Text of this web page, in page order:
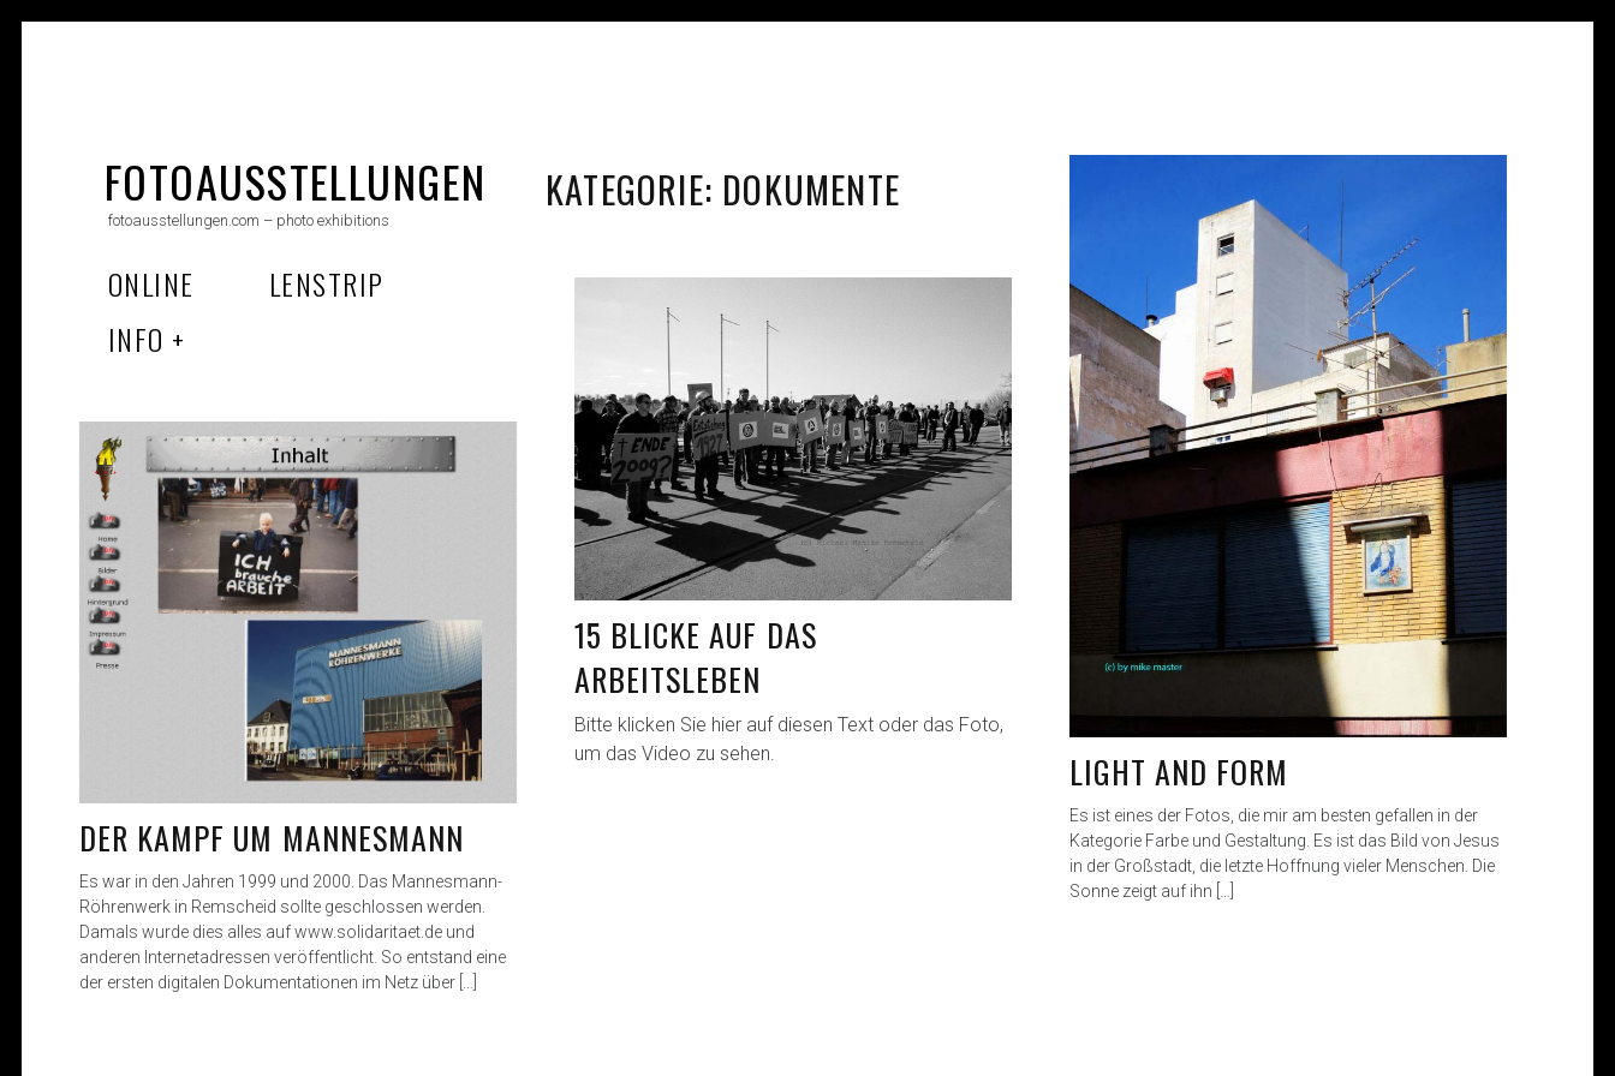
FOTOAUSSTELLUNGEN
fotoausstellungen.com – photo exhibitions
ONLINE
LENSTRIP
INFO
KATEGORIE: DOKUMENTE
LIGHT AND FORM
Es ist eines der Fotos, die mir am besten gefallen in der
Kategorie Farbe und Gestaltung. Es ist das Bild von Jesus
in der Großstadt, die letzte Hoffnung vieler Menschen. Die
Sonne zeigt auf ihn […]
15 BLICKE AUF DAS
ARBEITSLEBEN
Bitte klicken Sie hier auf diesen Text oder das Foto,
um das Video zu sehen.
DER KAMPF UM MANNESMANN
Es war in den Jahren 1999 und 2000. Das Mannesmann-
Röhrenwerk in Remscheid sollte geschlossen werden.
Damals wurde dies alles auf www.solidaritaet.de und
anderen Internetadressen veröffentlicht. So entstand eine
der ersten digitalen Dokumentationen im Netz über […]